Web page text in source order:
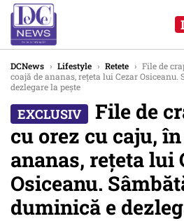
DCNews › Lifestyle › Retete › File de
coajă de ananas, rețeta lui Cezar
dezlegare la pește
File de
cu orez cu caju,
ananas, rețeta lui
Osiceanu.
duminică e